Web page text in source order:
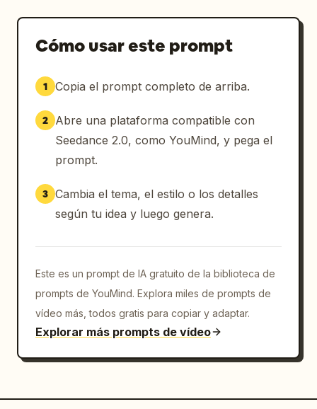
Cómo usar este prompt
1 Copia el prompt completo de arriba.
2
Abre una plataforma compatible con
Seedance 2.0, como YouMind, y pega el
prompt.
3 Cambia el tema, el estilo o los detalles
según tu idea y luego genera.
Este es un prompt de IA gratuito de la biblioteca de
prompts de YouMind. Explora miles de prompts de
vídeo más, todos gratis para copiar y adaptar.
Explorar más prompts de vídeo